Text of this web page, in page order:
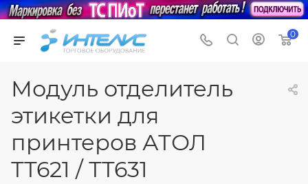
0
Модуль отделитель
этикетки для
принтеров АТОЛ
ТТ621 / ТТ631